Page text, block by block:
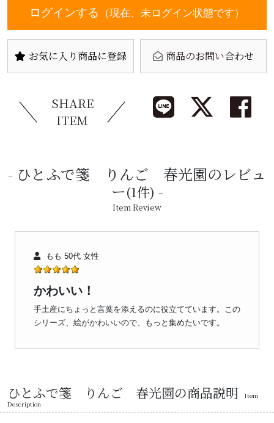
ログインする （現在、未ログイン状態です）
お気に入り商品に登録 商品のお問い合わせ
SHARE
ITEM
ひとふで箋 りんご 春光園のレビュ
ー(1件)
Item Review
もも 50代 女性
かわいい！
手土産にちょっと言葉を添えるのに役立てています。この
シリーズ、絵がかわいいので、もっと集めたいです。
ひとふで箋 りんご 春光園の商品説明
Item
Description